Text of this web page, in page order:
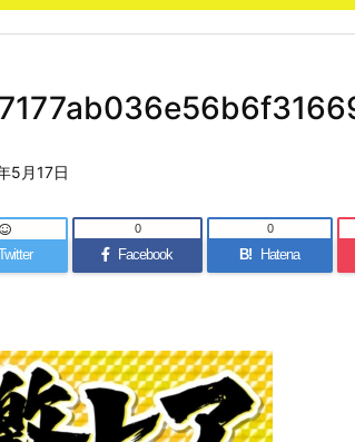
5月17日
Facebook
0
B! Hatena
0